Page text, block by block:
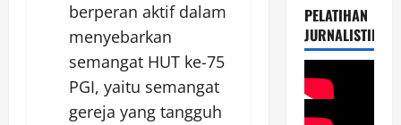
berperan aktif dalam
menyebarkan
semangat HUT ke-75
PGI, yaitu semangat
gereja yang tangguh
PELATIHAN
JURNALISTIK